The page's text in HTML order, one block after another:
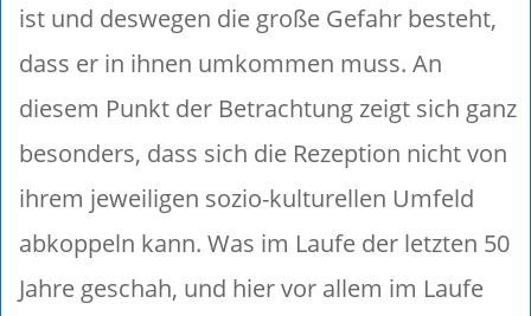
ist und deswegen die große Gefahr besteht,
dass er in ihnen umkommen muss. An
diesem Punkt der Betrachtung zeigt sich ganz
besonders, dass sich die Rezeption nicht von
ihrem jeweiligen sozio-kulturellen Umfeld
abkoppeln kann. Was im Laufe der letzten 50
Jahre geschah, und hier vor allem im Laufe